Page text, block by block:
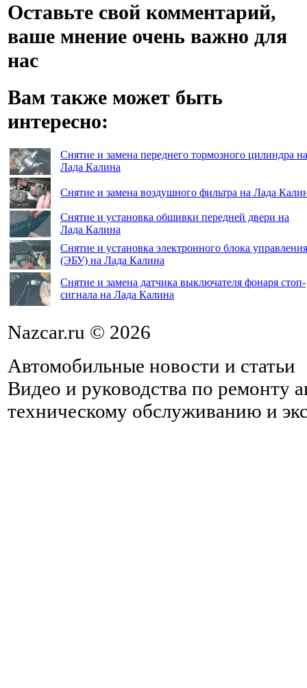
Оставьте свой комментарий,
ваше мнение очень важно для
нас
Вам также может быть
интересно:
Снятие и замена переднего тормозного цилиндра на
Лада Калина
Снятие и замена воздушного фильтра на Лада
Снятие и установка обшивки передней двери на
Лада Калина
Снятие и установка электронного блока управления
(ЭБУ) на Лада Калина
Снятие и замена датчика выключателя фонаря стоп-
сигнала на Лада Калина
Nazcar.ru © 2026
Автомобильные новости и статьи
Видео и руководства по ремонту
техническому обслуживанию и